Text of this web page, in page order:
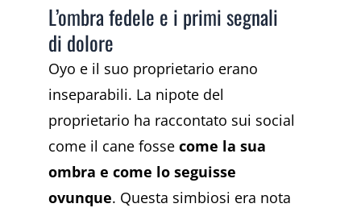
L’ombra fedele e i primi segnali
di dolore
Oyo e il suo proprietario erano
inseparabili. La nipote del
proprietario ha raccontato sui social
come il cane fosse come la sua
ombra e come lo seguisse
ovunque. Questa simbiosi era nota